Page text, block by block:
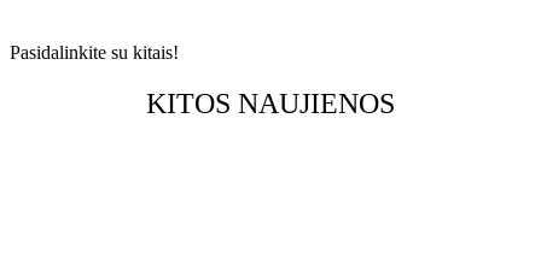
Pasidalinkite su kitais!
KITOS NAUJIENOS